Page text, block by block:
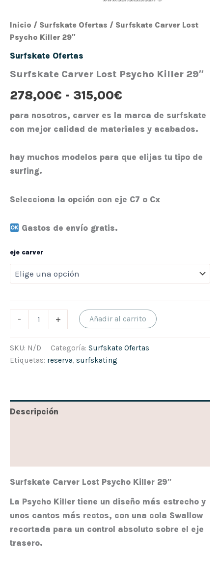
Inicio / Surfskate Ofertas / Surfskate Carver Lost
Psycho Killer 29″
Surfskate Ofertas
Surfskate Carver Lost Psycho Killer 29″
278,00€ - 315,00€
para nosotros, carver es la marca de surfskate
con mejor calidad de materiales y acabados.
hay muchos modelos para que elijas tu tipo de
surfing.
Selecciona la opción con eje C7 o Cx
Gastos de envío gratis.
eje carver
- + Añadir al carrito
SKU: N/D Categoría: Surfskate Ofertas
Etiquetas: reserva, surfskating
Descripción
Surfskate Carver Lost Psycho Killer 29″
La Psycho Killer tiene un diseño más estrecho y
unos cantos más rectos, con una cola Swallow
recortada para un control absoluto sobre el eje
trasero.